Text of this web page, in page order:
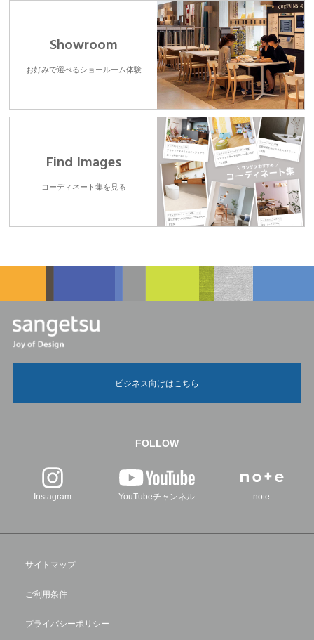
Showroom
お好みで選べるショールーム体験
Find Images
コーディネート集を見る
ビジネス向けはこちら
FOLLOW
Instagram YouTubeチャンネル note
サイトマップ
ご利用条件
プライバシーポリシー